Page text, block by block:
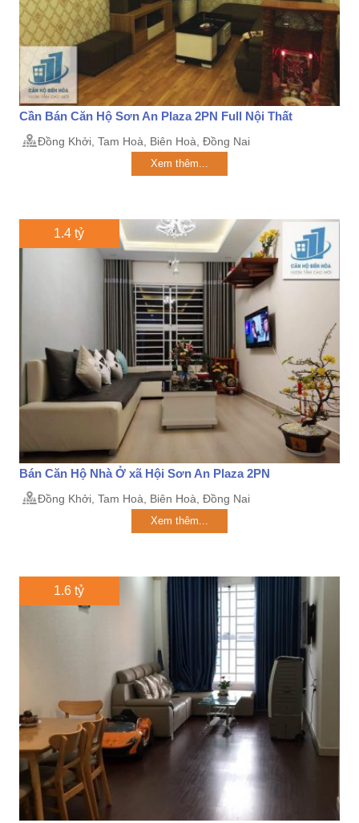
Cần Bán Căn Hộ Sơn An Plaza 2PN Full Nội Thất
Đồng Khởi, Tam Hoà, Biên Hoà, Đồng Nai
Xem thêm...
1.4 tỷ
Bán Căn Hộ Nhà Ở xã Hội Sơn An Plaza 2PN
Đồng Khởi, Tam Hoà, Biên Hoà, Đồng Nai
Xem thêm...
1.6 tỷ